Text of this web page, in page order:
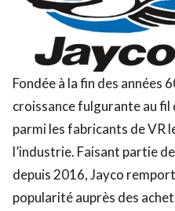
Fondée à la fin des années
croissance fulgurante au fil
parmi les fabricants de VR
l’industrie. Faisant partie
depuis 2016, Jayco
popularité auprès des